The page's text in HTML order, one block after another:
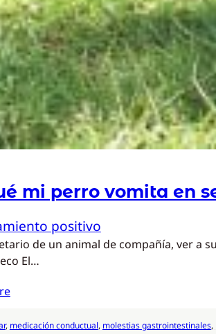
mi perro vomita en
positivo
de un animal de compañía, ver a
El…
, medicación conductual, molestias gastrointestinales,